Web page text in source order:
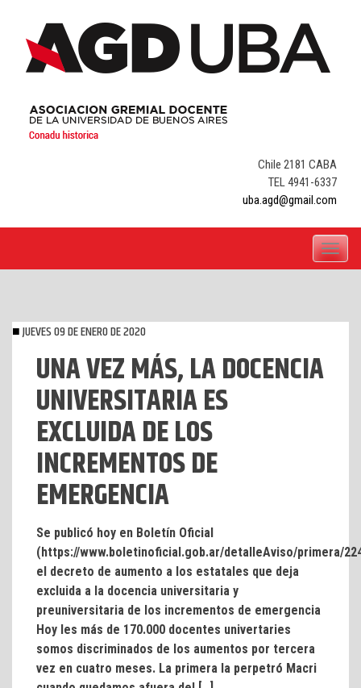
content
Chile 2181 CABA
TEL 4941-6337
uba.agd@gmail.com
Toggle
JUEVES 09 DE ENERO DE 2020
UNA VEZ MÁS, LA DOCENCIA
UNIVERSITARIA ES
EXCLUIDA DE LOS
INCREMENTOS DE
EMERGENCIA
Se publicó hoy en Boletín Oficial
(https://www.boletinoficial.gob.ar/detalleAviso/primera/
el decreto de aumento a los estatales que deja
excluida a la docencia universitaria y
preuniversitaria de los incrementos de emergencia
Hoy les más de 170.000 docentes univertaries
somos discriminados de los aumentos por tercera
vez en cuatro meses. La primera la perpetró Macri